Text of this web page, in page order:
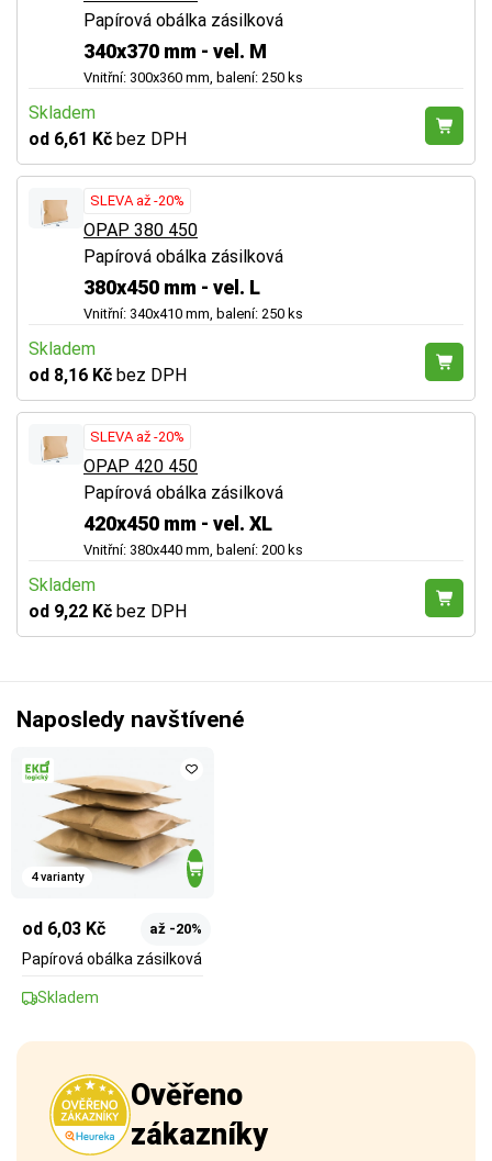
Papírová obálka zásilková
340x370 mm - vel. M
Vnitřní: 300x360 mm, balení: 250 ks
Skladem
od 6,61 Kč bez DPH
SLEVA až -20%
OPAP 380 450
Papírová obálka zásilková
380x450 mm - vel. L
Vnitřní: 340x410 mm, balení: 250 ks
Skladem
od 8,16 Kč bez DPH
SLEVA až -20%
OPAP 420 450
Papírová obálka zásilková
420x450 mm - vel. XL
Vnitřní: 380x440 mm, balení: 200 ks
Skladem
od 9,22 Kč bez DPH
Naposledy navštívené
4 varianty
od 6,03 Kč až -20%
Papírová obálka zásilková
Skladem
Ověřeno
zákazníky